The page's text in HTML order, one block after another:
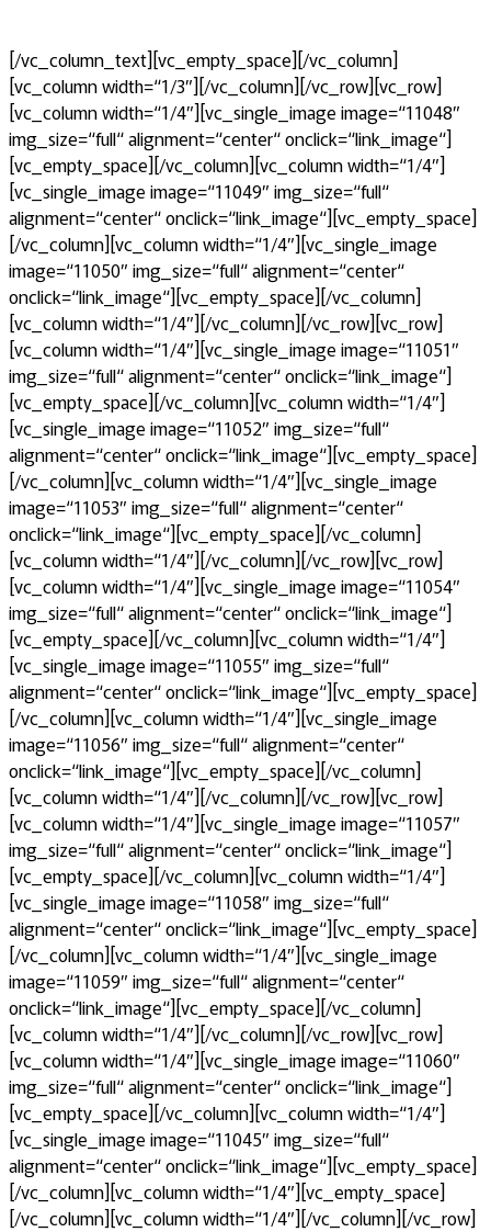
[/vc_column_text][vc_empty_space][/vc_column]
[vc_column width=“1/3″][/vc_column][/vc_row][vc_row]
[vc_column width=“1/4″][vc_single_image image=“11048″
img_size=“full“ alignment=“center“ onclick=“link_image“]
[vc_empty_space][/vc_column][vc_column width=“1/4″]
[vc_single_image image=“11049″ img_size=“full“
alignment=“center“ onclick=“link_image“][vc_empty_space]
[/vc_column][vc_column width=“1/4″][vc_single_image
image=“11050″ img_size=“full“ alignment=“center“
onclick=“link_image“][vc_empty_space][/vc_column]
[vc_column width=“1/4″][/vc_column][/vc_row][vc_row]
[vc_column width=“1/4″][vc_single_image image=“11051″
img_size=“full“ alignment=“center“ onclick=“link_image“]
[vc_empty_space][/vc_column][vc_column width=“1/4″]
[vc_single_image image=“11052″ img_size=“full“
alignment=“center“ onclick=“link_image“][vc_empty_space]
[/vc_column][vc_column width=“1/4″][vc_single_image
image=“11053″ img_size=“full“ alignment=“center“
onclick=“link_image“][vc_empty_space][/vc_column]
[vc_column width=“1/4″][/vc_column][/vc_row][vc_row]
[vc_column width=“1/4″][vc_single_image image=“11054″
img_size=“full“ alignment=“center“ onclick=“link_image“]
[vc_empty_space][/vc_column][vc_column width=“1/4″]
[vc_single_image image=“11055″ img_size=“full“
alignment=“center“ onclick=“link_image“][vc_empty_space]
[/vc_column][vc_column width=“1/4″][vc_single_image
image=“11056″ img_size=“full“ alignment=“center“
onclick=“link_image“][vc_empty_space][/vc_column]
[vc_column width=“1/4″][/vc_column][/vc_row][vc_row]
[vc_column width=“1/4″][vc_single_image image=“11057″
img_size=“full“ alignment=“center“ onclick=“link_image“]
[vc_empty_space][/vc_column][vc_column width=“1/4″]
[vc_single_image image=“11058″ img_size=“full“
alignment=“center“ onclick=“link_image“][vc_empty_space]
[/vc_column][vc_column width=“1/4″][vc_single_image
image=“11059″ img_size=“full“ alignment=“center“
onclick=“link_image“][vc_empty_space][/vc_column]
[vc_column width=“1/4″][/vc_column][/vc_row][vc_row]
[vc_column width=“1/4″][vc_single_image image=“11060″
img_size=“full“ alignment=“center“ onclick=“link_image“]
[vc_empty_space][/vc_column][vc_column width=“1/4″]
[vc_single_image image=“11045″ img_size=“full“
alignment=“center“ onclick=“link_image“][vc_empty_space]
[/vc_column][vc_column width=“1/4″][vc_empty_space]
[/vc_column][vc_column width=“1/4″][/vc_column][/vc_row]